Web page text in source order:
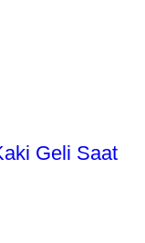
Geli Saat